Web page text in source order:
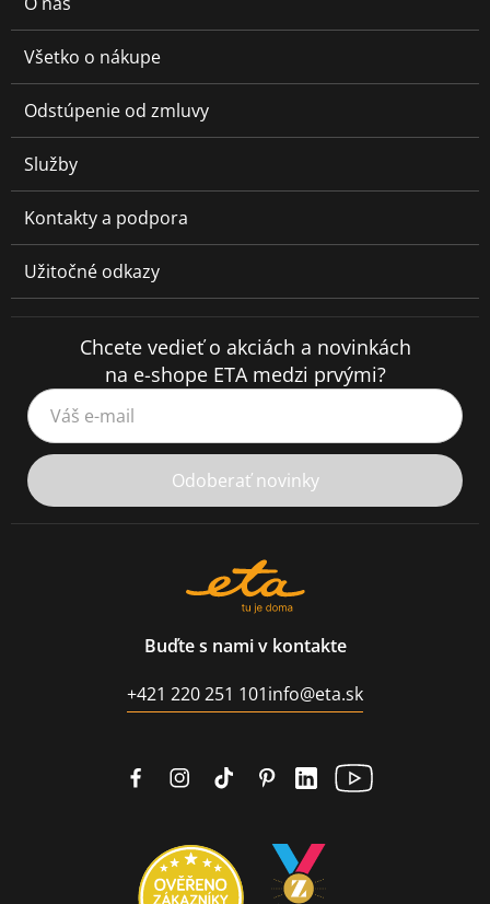
Všetko o nákupe
Odstúpenie od zmluvy
Služby
Kontakty a podpora
Užitočné odkazy
Chcete vedieť o akciách a novinkách
na e-shope ETA medzi prvými?
Váš e-mail
Odoberať novinky
Buďte s nami v kontakte
+421 220 251 101info@eta.sk